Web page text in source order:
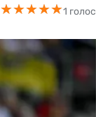
★★★★★
★★★★★1 голос